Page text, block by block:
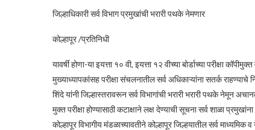
जिल्हाधिकारी सर्व विभाग प्रमुखांची भरारी पथके नेमणार
कोल्हापूर /प्रतिनिधी
यावर्षी होणा-या इयत्ता १० वी, इयत्ता १२ वीच्या बोर्डाच्या परीक्षा
मुख्याध्यापकांसह परीक्षा संचलनातील सर्व अधिकाऱ्यांना सतर्क राहण्याचे
शिंदे यांनी जिल्हास्तरावरून सर्व विभागांची भरारी भरारी पथके नेमून
मुक्त परीक्षा होण्यासाठी कटाक्षाने लक्ष देण्याची सूचना सर्व शाळा
कोल्हापूर विभागीय मंडळाच्यावतीने कोल्हापूर जिल्हयातील सर्व